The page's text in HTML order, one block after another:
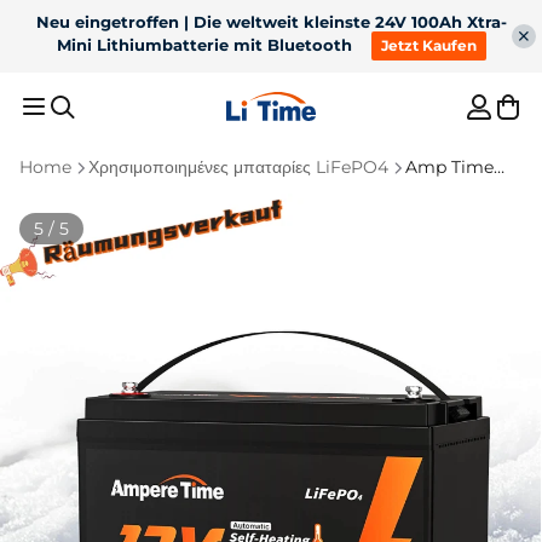
Neu eingetroffen | Die weltweit kleinste 24V 100Ah Xtra-
Mini Lithiumbatterie mit Bluetooth
Jetzt Kaufen
136V 50Ah Bluetooth
LiFePO4 für 100lb
Untersitz Bluetooth
Batterie
Batterie ladegerät
Home Χρησιμοποιημένες μπαταρίες LiFePO4
Amp Time
5 / 5